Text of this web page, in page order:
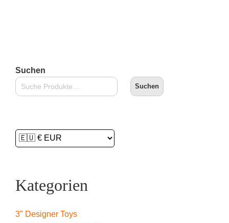
Suchen
Suchen
Kategorien
3" Designer Toys